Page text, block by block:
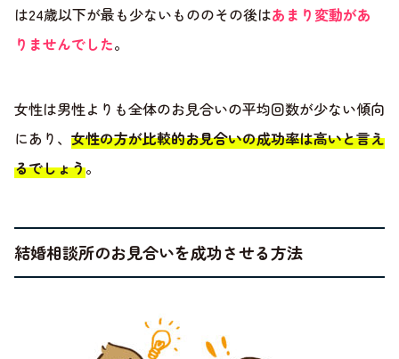
は24歳以下が最も少ないもののその後はあまり変動があ
りませんでした。
女性は男性よりも全体のお見合いの平均回数が少ない傾向
にあり、 女性の方が比較的お見合いの成功率は高いと言え
るでしょう。
結婚相談所のお見合いを成功させる方法